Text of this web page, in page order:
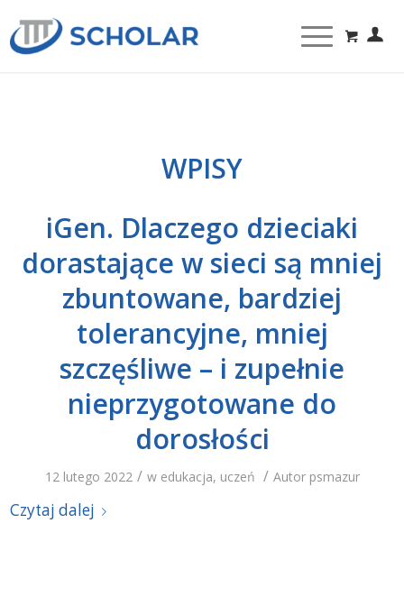
WPISY
iGen. Dlaczego dzieciaki
dorastające w sieci są mniej
zbuntowane, bardziej
tolerancyjne, mniej
szczęśliwe – i zupełnie
nieprzygotowane do
dorosłości
12 lutego 2022 / w edukacja, uczeń / Autor psmazur
Czytaj dalej